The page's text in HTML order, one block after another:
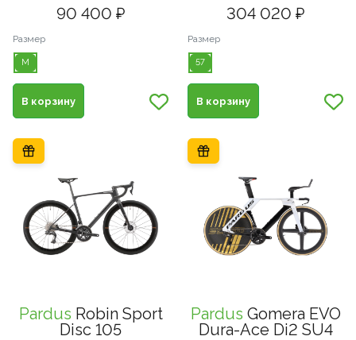
90 400 ₽
Размер
M
В корзину
304 020 ₽
Размер
57
В корзину
Pardus Robin Sport
Disc 105
Pardus Gomera EVO
Dura-Ace Di2 SU4